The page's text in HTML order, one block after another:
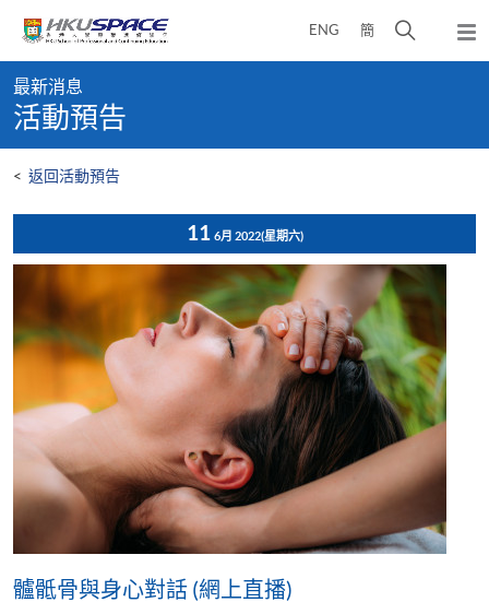
content
ENG 簡
開
彈
出
content
start
最新消息
活動預告
< 返回活動預告
11 6月 2022(星期六)
髗骶骨與身心對話 (網上直播)